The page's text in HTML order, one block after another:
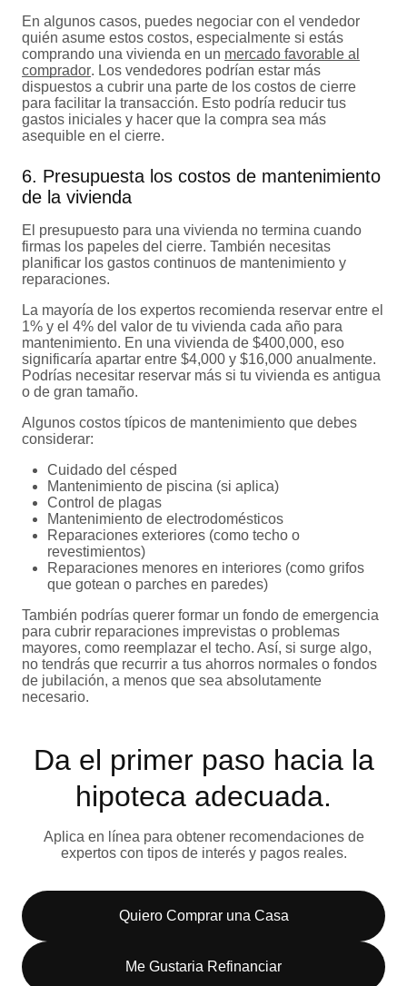
En algunos casos, puedes negociar con el vendedor
quién asume estos costos, especialmente si estás
comprando una vivienda en un mercado favorable al
comprador. Los vendedores podrían estar más
dispuestos a cubrir una parte de los costos de cierre
para facilitar la transacción. Esto podría reducir tus
gastos iniciales y hacer que la compra sea más
asequible en el cierre.
6. Presupuesta los costos de mantenimiento
de la vivienda
El presupuesto para una vivienda no termina cuando
firmas los papeles del cierre. También necesitas
planificar los gastos continuos de mantenimiento y
reparaciones.
La mayoría de los expertos recomienda reservar entre el
1% y el 4% del valor de tu vivienda cada año para
mantenimiento. En una vivienda de $400,000, eso
significaría apartar entre $4,000 y $16,000 anualmente.
Podrías necesitar reservar más si tu vivienda es antigua
o de gran tamaño.
Algunos costos típicos de mantenimiento que debes
considerar:
Cuidado del césped
Mantenimiento de piscina (si aplica)
Control de plagas
Mantenimiento de electrodomésticos
Reparaciones exteriores (como techo o
revestimientos)
Reparaciones menores en interiores (como grifos
que gotean o parches en paredes)
También podrías querer formar un fondo de emergencia
para cubrir reparaciones imprevistas o problemas
mayores, como reemplazar el techo. Así, si surge algo,
no tendrás que recurrir a tus ahorros normales o fondos
de jubilación, a menos que sea absolutamente
necesario.
Da el primer paso hacia la
hipoteca adecuada.
Aplica en línea para obtener recomendaciones de
expertos con tipos de interés y pagos reales.
Quiero Comprar una Casa
Me Gustaria Refinanciar